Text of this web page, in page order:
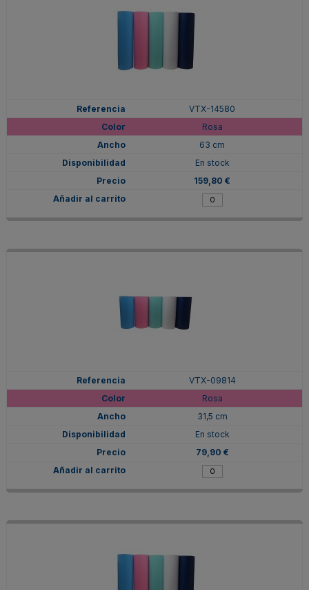
VTX-14580
Rosa
63 cm
En stock
159,80 €
VTX-09814
Rosa
31,5 cm
En stock
79,90 €